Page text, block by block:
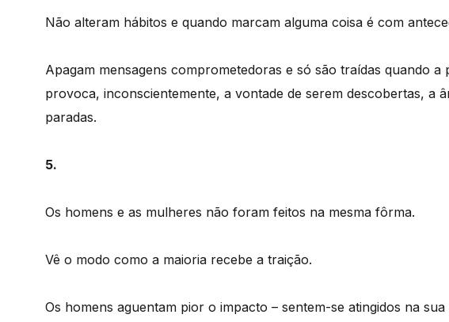
Não alteram hábitos e quando marcam alguma coisa é com
Apagam mensagens comprometedoras e só são traídas quando a
provoca, inconscientemente, a vontade de serem descobertas, a
paradas.
5.
Os homens e as mulheres não foram feitos na mesma fôrma.
Vê o modo como a maioria recebe a traição.
Os homens aguentam pior o impacto – sentem-se atingidos na